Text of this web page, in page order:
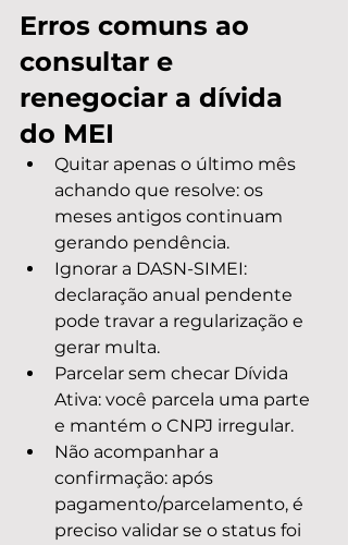
Erros comuns ao
consultar e
renegociar a dívida
do MEI
Quitar apenas o último mês
achando que resolve: os
meses antigos continuam
gerando pendência.
Ignorar a DASN-SIMEI:
declaração anual pendente
pode travar a regularização e
gerar multa.
Parcelar sem checar Dívida
Ativa: você parcela uma parte
e mantém o CNPJ irregular.
Não acompanhar a
confirmação: após
pagamento/parcelamento, é
preciso validar se o status foi